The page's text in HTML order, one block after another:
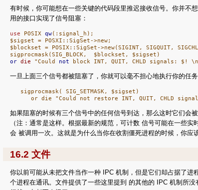
有时候，你可能想在一些关键的代码段里推迟接收信号。你并不
用的接口实现了信号阻塞：
use POSIX qw(:signal_h);
$sigset = POSXI::SigSet->new;
$blockset = POSIX::SigSet->new(SIGINT, SIGQUIT,
or
die "Could not block INT, QUIT, CHLD signals: $!
一旦上面三个信号都被阻塞了，你就可以毫不担心地执行你的任
   sigprocmask( SIG_SETMASK, $sigset)
如果阻塞的时候有三个信号中的任何信号到达，那么这时它们会
（注：通常是这样。根据最新的规范，可计数 信号可能在一些
会 被调用一次。这就是为什么当你在收割僵死进程的时候，你应
16.2 文件
你以前可能从未把文件当作一种 IPC 机制，但是它们却占据了
个进程在通讯。文件提供了一些这里提到 的其他的 IPC 机制所